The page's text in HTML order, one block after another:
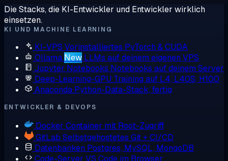
Die Stacks, die KI-Entwickler und Entwickler wirklich
einsetzen.
KI UND MACHINE LEARNING
KI-VPS Vorinstalliertes PyTorch & CUDA
Ollama New LLMs auf deinem eigenen VPS
Jupyter Notebooks Notebooks auf deinem Server
Deep-Learning-GPU Training auf L4, L40S, H100
Anaconda Python-Data-Stack, fertig
ENTWICKLER & DEVOPS
Docker Container mit Root-Zugriff
GitLab Selbstgehostetes Git + CI/CD
Datenbanken Postgres, MySQL, MongoDB
Code-Server VS Code im Browser